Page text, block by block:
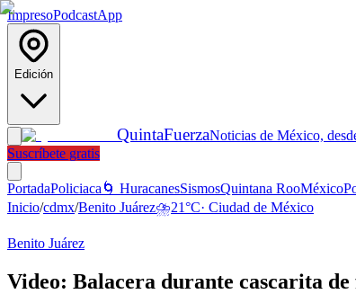
ImpresoPodcastApp
Edición
QuintaFuerzaNoticias de México,
Suscríbete gratis
PortadaPoliciaca 🌀 HuracanesSismosQuintana RooMéxico
Inicio/cdmx/Benito Juárez⛈️21°C· Ciudad de México
Benito Juárez
Video: Balacera durante cascarita